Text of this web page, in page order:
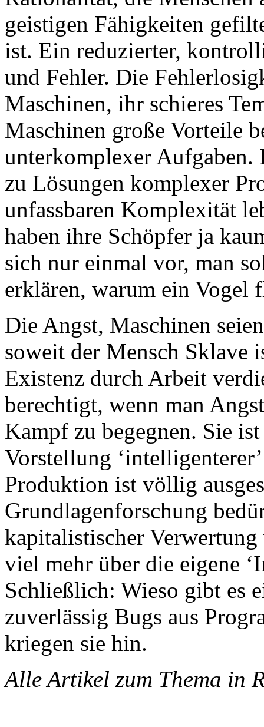
geistigen Fähigkeiten
ist. Ein reduzierter,
und Fehler. Die
Maschinen, ihr schieres
Maschinen große Vorteile
unterkomplexer Aufgaben.
zu Lösungen komplexer
unfassbaren Komplexität
haben ihre Schöpfer ja
sich nur einmal vor, man
erklären, warum ein Vogel
Die Angst, Maschinen
soweit der Mensch Sklave
Existenz durch Arbeit
berechtigt, wenn man
Kampf zu begegnen. Sie
Vorstellung
Produktion ist völlig
Grundlagenforschung
kapitalistischer Verwertung
viel mehr über die eigene
Schließlich: Wieso gibt es
zuverlässig Bugs aus
kriegen sie hin.
Alle Artikel zum Thema in